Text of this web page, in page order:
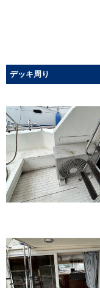
デッキ周り